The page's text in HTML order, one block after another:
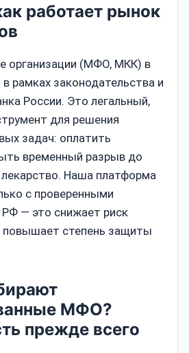
работает рынок
организации (МФО, МКК) в
рамках законодательства и
России. Это легальный,
для решения
задач: оплатить
временный разрыв до
Наша платформа
с проверенными
— это снижает риск
повышает степень защиты
МФО?
прежде всего